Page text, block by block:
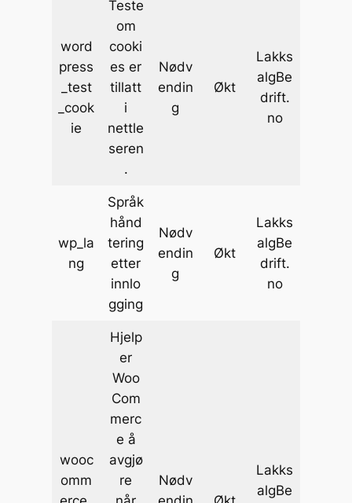
word
press
_test
_cook
ie
Teste
om
cooki
es er
tillatt
i
nettle
seren
.
Nødv
endin
g
Økt
Lakks
algBe
drift.
no
wp_la
ng
Språk
hånd
tering
etter
innlo
gging
Nødv
endin
g
Økt
Lakks
algBe
drift.
no
wooc
omm
Hjelp
er
Woo
Com
merc
e å
avgjø
re
Nødv
Lakks
algBe